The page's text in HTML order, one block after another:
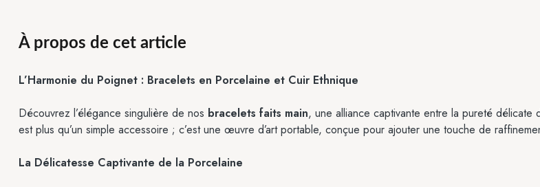
À propos de cet article
L’Harmonie du Poignet : Bracelets en Porcelaine et Cuir Ethnique
Découvrez l’élégance singulière de nos bracelets faits main, une alliance captivante entre la pureté
est plus qu’un simple accessoire ; c’est une œuvre d’art portable, conçue pour ajouter une touche de
La Délicatesse Captivante de la Porcelaine